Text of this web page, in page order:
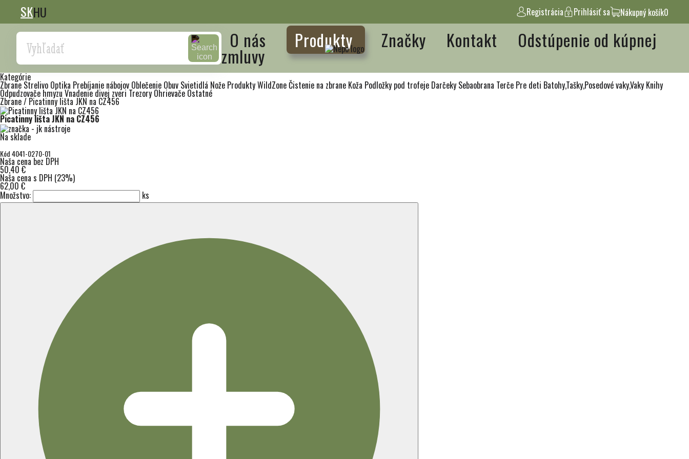
SKHU Registrácia Prihlásiť sa Nákupný košík0
Search O nás Produkty Značky Kontakt Odstúpenie od kúpnej
zmluvy
Kategórie
Zbrane Strelivo Optika Prebíjanie nábojov Oblečenie Obuv Svietidlá Nože Produkty WildZoneČistenie na zbrane Koža Podložky pod trofeje Darčeky Sebaobrana Terče Pre deti Batohy,Tašky,Posedové vaky,Vaky Knihy
Odpudzovače hmyzu Vnadenie divej zveri Trezory Ohrievače Ostatné
Zbrane/ Picatinny lišta JKN na CZ456
Picatinny lišta JKN na CZ456
Na sklade
Kód 4041-0270-01
Naša cena bez DPH
50,40 €
Naša cena s DPH (23%)
62,00 €
Množstvo: ks